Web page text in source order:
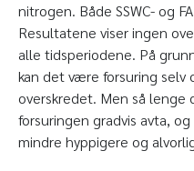
nitrogen. Både SSWC- og
Resultatene viser ingen
alle tidsperiodene. På
kan det være forsuring selv
overskredet. Men så lenge
forsuringen gradvis avta,
mindre hyppigere og